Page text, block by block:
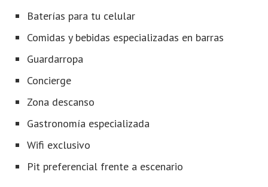
Baterías para tu celular
Comidas y bebidas especializadas en barras
Guardarropa
Concierge
Zona descanso
Gastronomía especializada
Wifi exclusivo
Pit preferencial frente a escenario